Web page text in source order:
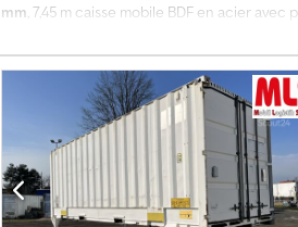
mm, 7,45 m caisse mobile BDF en acier
stockage Dimensions intérieures env. (L x l x
conteneur en partie supérieure, donc
dans le prix d'achat, livraison possible avec
indiquant le code postal du destinataire.